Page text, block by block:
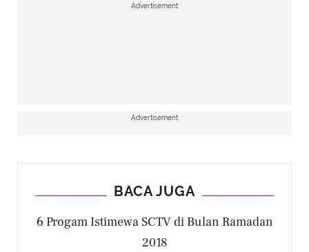
Advertisement
Advertisement
BACA JUGA
6 Progam Istimewa SCTV di Bulan Ramadan
2018